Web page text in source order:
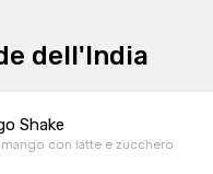
dell'India
Shake
con latte e zucchero